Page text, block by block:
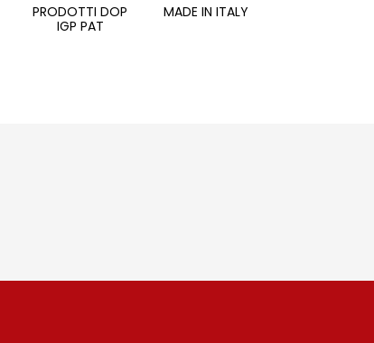
PRODOTTI DOP
IGP PAT
MADE IN ITALY